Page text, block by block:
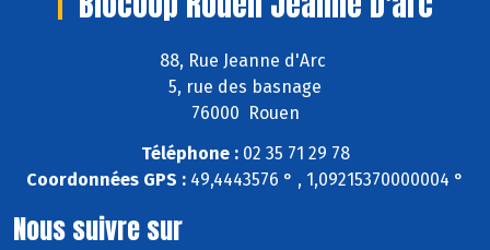
88, Rue Jeanne d'Arc
5, rue des basnage
76000 Rouen
Téléphone :02 35 71 29 78
Coordonnées GPS : 49,4443576 ° , 1,09215370000004 °
Nous suivre sur